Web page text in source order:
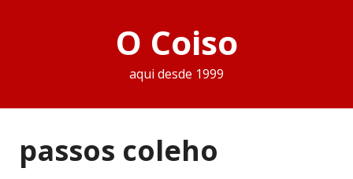
O Coiso
aqui desde 1999
passos coleho